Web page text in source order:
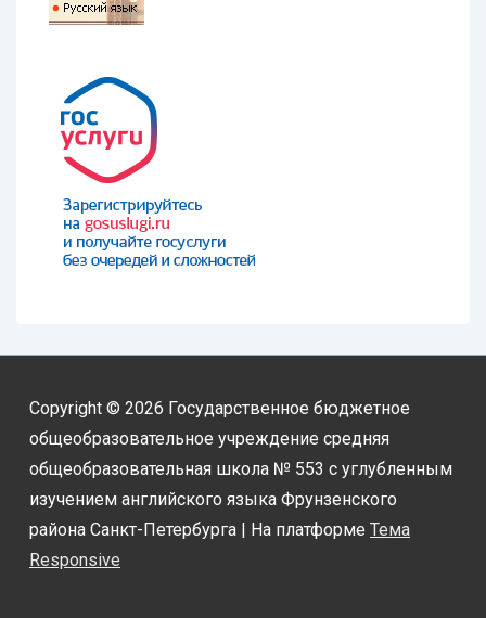
Copyright © 2026 Государственное бюджетное
общеобразовательное учреждение средняя
общеобразовательная школа № 553 с углубленным
изучением английского языка Фрунзенского
района Санкт-Петербурга | На платформе Тема
Responsive